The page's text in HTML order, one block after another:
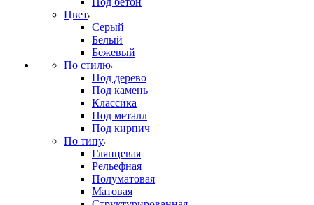
Цвет
Серый
Белый
Бежевый
По стилю
Под дерево
Под камень
Классика
Под металл
Под кирпич
По типу
Глянцевая
Рельефная
Полуматовая
Матовая